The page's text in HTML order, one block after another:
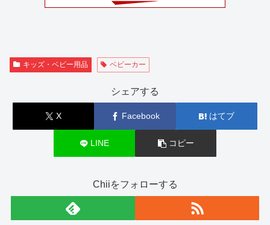
キッズ・ベビー用品 ベビーカー
シェアする
X Facebook はてブ
LINE コピー
Chiiをフォローする